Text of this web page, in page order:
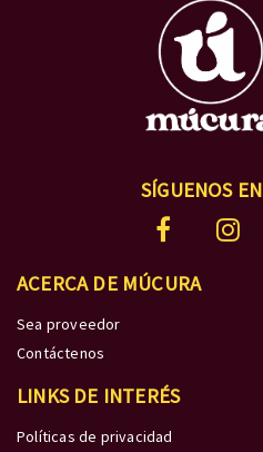
SÍGUENOS EN
ACERCA DE MÚCURA
Sea proveedor
Contáctenos
LINKS DE INTERÉS
Políticas de privacidad